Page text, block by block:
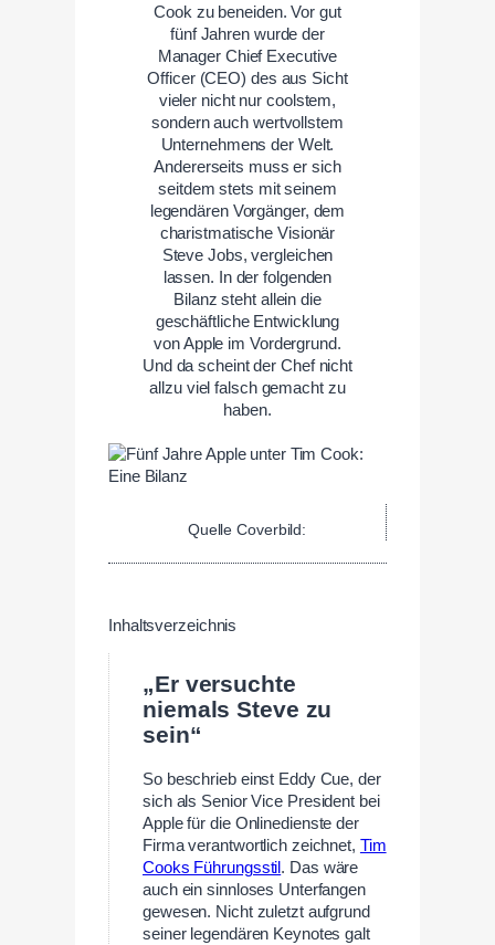
Cook zu beneiden. Vor gut
fünf Jahren wurde der
Manager Chief Executive
Officer (CEO) des aus Sicht
vieler nicht nur coolstem,
sondern auch wertvollstem
Unternehmens der Welt.
Andererseits muss er sich
seitdem stets mit seinem
legendären Vorgänger, dem
charistmatische Visionär
Steve Jobs, vergleichen
lassen. In der folgenden
Bilanz steht allein die
geschäftliche Entwicklung
von Apple im Vordergrund.
Und da scheint der Chef nicht
allzu viel falsch gemacht zu
haben.
Quelle Coverbild:
Inhaltsverzeichnis
„Er versuchte
niemals Steve zu
sein“
So beschrieb einst Eddy Cue, der
sich als Senior Vice President bei
Apple für die Onlinedienste der
Firma verantwortlich zeichnet, Tim
Cooks Führungsstil . Das wäre
auch ein sinnloses Unterfangen
gewesen. Nicht zuletzt aufgrund
seiner legendären Keynotes galt